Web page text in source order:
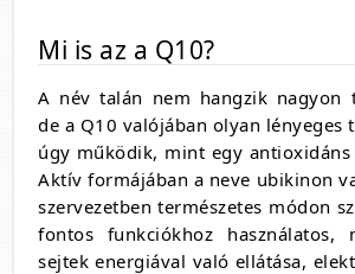
Mi is az a Q10?
A név talán nem hangzik nagyon
de a Q10 valójában olyan lényeges
úgy működik, mint egy antioxidáns
Aktív formájában a neve ubikinon
szervezetben természetes módon
fontos funkciókhoz
sejtek energiával való ellátása,